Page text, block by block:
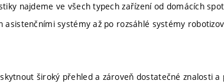
najdeme ve všech typech zařízení od domácích
systémy až po rozsáhlé systémy
široký přehled a zároveň dostatečné znalosti a